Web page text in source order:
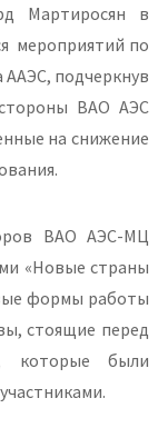
Мартиросян в
мероприятий по
подчеркнув
ВАО АЭС
на снижение
ВАО АЭС-МЦ
«Новые страны
формы работы
стоящие перед
которые были